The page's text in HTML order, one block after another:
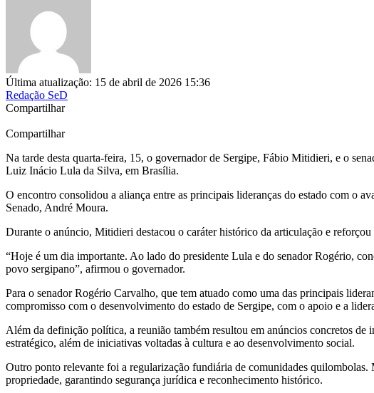
Última atualização: 15 de abril de 2026 15:36
Redação SeD
Compartilhar
Compartilhar
Na tarde desta quarta-feira, 15, o governador de Sergipe, Fábio Mitidieri, e o
Luiz Inácio Lula da Silva, em Brasília.
O encontro consolidou a aliança entre as principais lideranças do estado com o
Senado, André Moura.
Durante o anúncio, Mitidieri destacou o caráter histórico da articulação e
“Hoje é um dia importante. Ao lado do presidente Lula e do senador Rogério,
povo sergipano”, afirmou o governador.
Para o senador Rogério Carvalho, que tem atuado como uma das principais
compromisso com o desenvolvimento do estado de Sergipe, com o apoio e a
Além da definição política, a reunião também resultou em anúncios concretos de
estratégico, além de iniciativas voltadas à cultura e ao desenvolvimento social.
Outro ponto relevante foi a regularização fundiária de comunidades
propriedade, garantindo segurança jurídica e reconhecimento histórico.